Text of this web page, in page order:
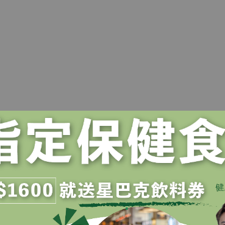
.
護
【ALEX丹利國際】 T-
71｜ 纖薄型護腕
Regular
price
NT$ 180